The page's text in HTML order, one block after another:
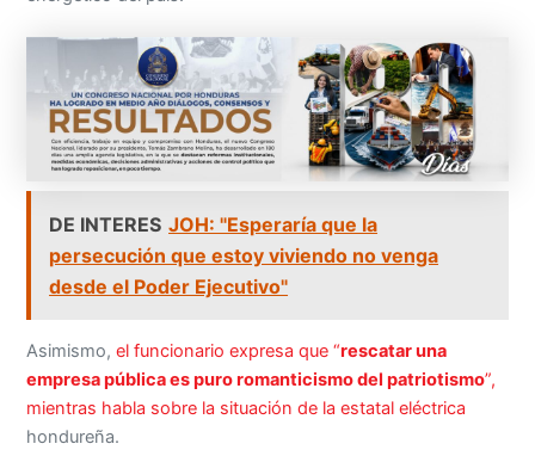
DE INTERES JOH: "Esperaría que la
persecución que estoy viviendo no venga
desde el Poder Ejecutivo"
Asimismo,el funcionario expresa que “rescatar una
empresa pública es puro romanticismo del patriotismo”,
mientras habla sobre la situación de la estatal eléctrica
hondureña.